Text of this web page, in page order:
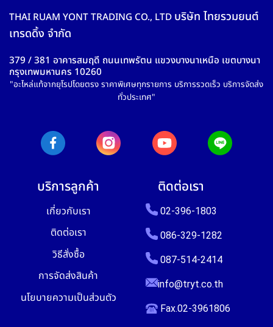
THAI RUAM YONT TRADING CO., LTD บริษัท ไทยรวมยนต์
เทรดดิ้ง จำกัด
379 / 381 อาคารสมฤดี ถนนเทพรัตน แขวงบางนาเหนือ เขตบางนา
กรุงเทพมหานคร 10260
"อะไหล่แท้จากยุโรปโดยตรง ราคาพิเศษทุกรายการ บริการรวดเร็ว บริการจัดส่ง
ทั่วประเทศ"
บริการลูกค้า
เกี่ยวกับเรา
ติดต่อเรา
วิธีสั่งซื้อ
การจัดส่งสินค้า
นโยบายความเป็นส่วนตัว
ติดต่อเรา
02-396-1803
086-329-1282
087-514-2414
info@tryt.co.th
Fax.02-3961806